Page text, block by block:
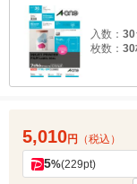
入数： 30
枚数： 30
5,010円 （税込）
5%(229pt)